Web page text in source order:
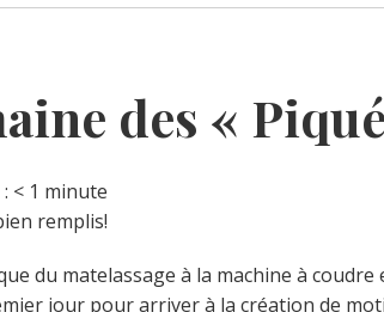
des «
< 1 minute
remplis!
du matelassage à la machine à coudre
jour pour arriver à la création de